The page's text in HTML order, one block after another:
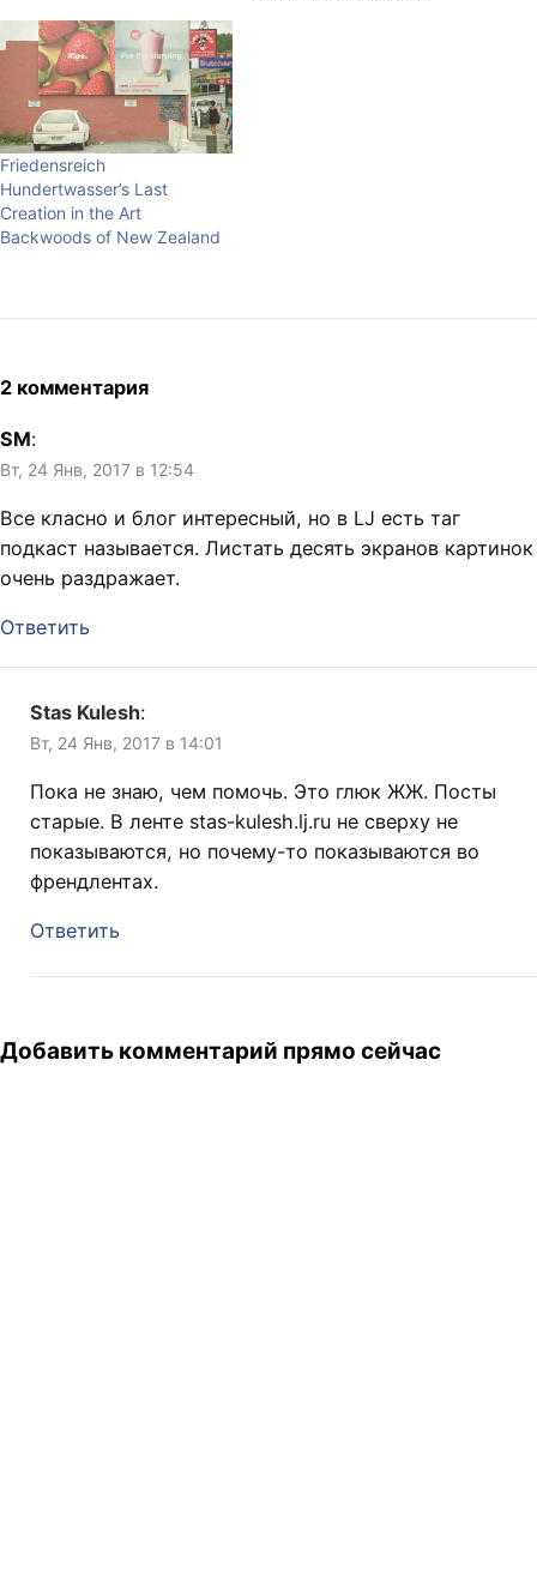
Friedensreich
Hundertwasser’s Last
Creation in the Art
Backwoods of New Zealand
2 комментария
SM:
Вт, 24 Янв, 2017 в 12:54
Все класно и блог интересный, но в LJ есть таг
подкаст называется. Листать десять экранов картинок
очень раздражает.
Ответить
Stas Kulesh:
Вт, 24 Янв, 2017 в 14:01
Пока не знаю, чем помочь. Это глюк ЖЖ. Посты
старые. В ленте stas-kulesh.lj.ru не сверху не
показываются, но почему-то показываются во
френдлентах.
Ответить
Добавить комментарий прямо сейчас